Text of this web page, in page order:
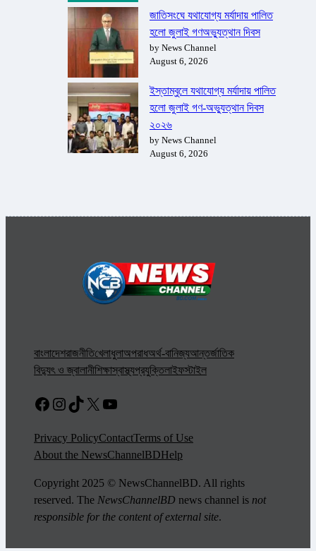
জাতিসংঘে যথাযোগ্য মর্যাদায় পালিত
হলো জুলাই গণঅভ্যুত্থান দিবস
by News Channel
August 6, 2026
ইস্তাম্বুলে যথাযোগ্য মর্যাদায় পালিত
হলো জুলাই গণ-অভ্যুত্থান দিবস
২০২৬
by News Channel
August 6, 2026
বাংলাদেশরাজনীতিখেলাধুলাঅপরাধঅর্থ-বানিজ্যআন্তর্জাতিক
বিদ্যুৎ ও জ্বালানীশিক্ষাস্বাস্থ্যপ্রযুক্তিলাইফস্টাইল
Facebook
Instagram
TikTok
X YouTube
Privacy PolicyContactTerms of Use
About the NewsChannelBDHelp
Copyright 2025 © NewsChannelBD. All rights
reserved. The NewsChannelBD news channel is not
responsible for the content of external site.